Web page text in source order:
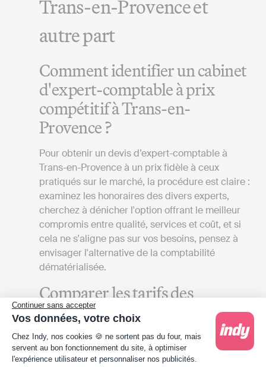
Continuer sans accepter
Vos données, votre choix
Plateforme de Gestion du Consentement :
Chez Indy, nos cookies 🍪 ne sortent pas du four, mais
servent au bon fonctionnement du site, à optimiser
l'expérience utilisateur et personnaliser nos publicités.
Trans-en-Provence et
autre part
Comment identifier un cabinet
d'expert-comptable à prix
compétitif à Trans-en-
Provence ?
Pour obtenir un devis d’expert-comptable à
Trans-en-Provence à un prix fidèle à ceux
pratiqués sur le marché, la procédure est claire :
examinez les honoraires des divers experts,
cherchez à dénicher l'option offrant le meilleur
compromis entre qualité, services et coût, et si
cela ne s'aligne pas sur vos besoins, pensez à
envisager l'alternative de la comptabilité
dématérialisée.
Comparer les tarifs des
cabinets comptables à Trans-
en-Provence
Plusieurs critères sont à prendre en compte